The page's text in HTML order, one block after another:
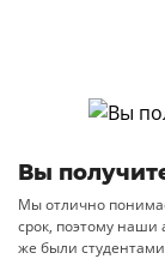
Вы
Мы отлично
срок, поэтому наши
же были